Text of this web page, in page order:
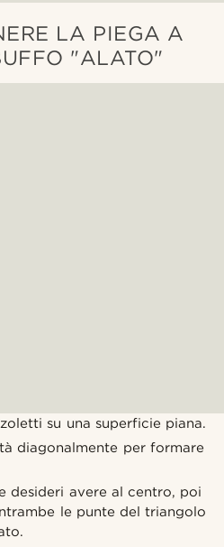
LA PIEGA A
"ALATO"
su una superficie piana.
diagonalmente per formare
desideri avere al centro, poi
le punte del triangolo